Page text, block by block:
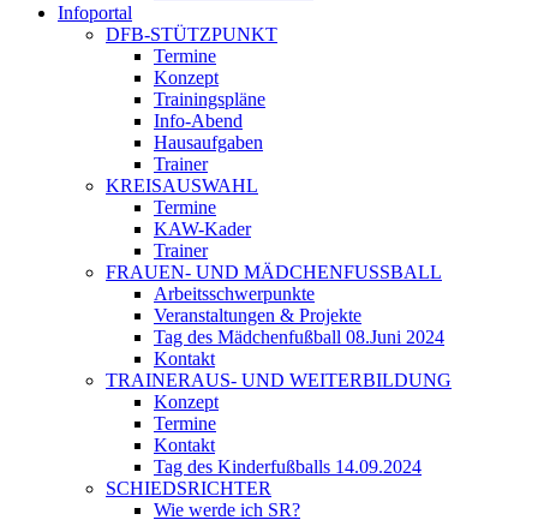
Infoportal
DFB-STÜTZPUNKT
Termine
Konzept
Trainingspläne
Info-Abend
Hausaufgaben
Trainer
KREISAUSWAHL
Termine
KAW-Kader
Trainer
FRAUEN- UND MÄDCHENFUSSBALL
Arbeitsschwerpunkte
Veranstaltungen & Projekte
Tag des Mädchenfußball 08.Juni 2024
Kontakt
TRAINERAUS- UND WEITERBILDUNG
Konzept
Termine
Kontakt
Tag des Kinderfußballs 14.09.2024
SCHIEDSRICHTER
Wie werde ich SR?